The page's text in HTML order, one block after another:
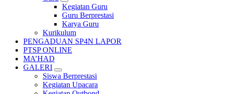
Kegiatan Guru
Guru Berprestasi
Karya Guru
Kurikulum
PENGADUAN SP4N LAPOR
PTSP ONLINE
MA’HAD
GALERI
Siswa Berprestasi
Kegiatan Upacara